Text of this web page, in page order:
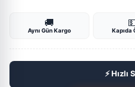
🚚
Aynı Gün Kargo Kapıda
⚡ Hızlı